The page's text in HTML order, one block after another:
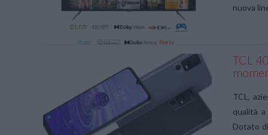
VIEW POST
nuova
TCL
TCL,
qualità
Dotato